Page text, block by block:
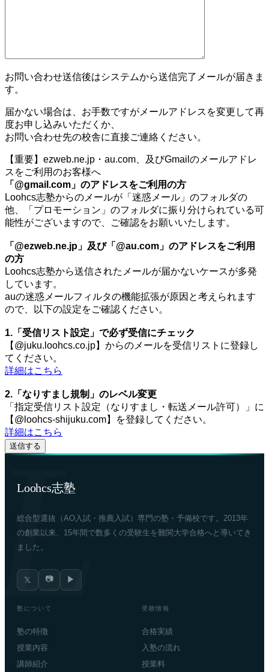
お問い合わせ送信後はシステムから送信完了メールが届きま
す。
届かない場合は、お手数ですがメールアドレスを変更して再
度お申し込みいただくか、
お問い合わせ先の校舎に直接ご連絡ください。
【重要】ezweb.ne.jp・au.com、及びGmailのメールアドレ
スをご利用のお客様へ
「@gmail.com」のアドレスをご利用の方
Loohcs志塾からのメールが「迷惑メール」のフォルダの
他、「プロモーション」のフォルダに振り分けられている可
能性がございますので、ご確認をお願いいたします。
「@ezweb.ne.jp」及び「@au.com」のアドレスをご利用
の方
Loohcs志塾から送信されたメールが届かないケースが多発
しています。
auの迷惑メールフィルタの機能拡張が原因と考えられます
ので、以下の設定をご確認ください。
1.「受信リスト設定」で必ず受信にチェック
【@juku.loohcs.co.jp】からのメールを受信リストに登録し
てください。
詳細はこちら
2.「なりすまし規制」のレベル変更
「指定受信リスト設定（なりすまし・転送メール許可）」に
【@loohcs-shijuku.com】を登録してください。
詳細はこちら
Loohcs志塾
総合型選抜（AO入試・推薦入試）専門の塾・予備校です。2013年
の創業以来、15年間で数多くの受験生を難関大学合格へと導いてき
ました。
𝕏 📷 ▶
塾について
塾の特徴
授業内容
講師紹介
受験情報
合格実績
入塾の流れ
授業料